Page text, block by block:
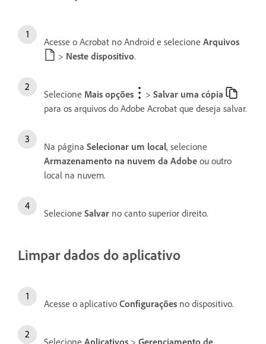
Acesse o Acrobat no Android e selecione Arquivos
> Neste dispositivo.
Selecione Mais opções > Salvar uma cópia
para os arquivos do Adobe Acrobat que deseja salvar.
Na página Selecionar um local, selecione
Armazenamento na nuvem da Adobe ou outro
local na nuvem.
Selecione Salvar no canto superior direito.
Limpar dados do aplicativo
Acesse o aplicativo Configurações no dispositivo.
Selecione Aplicativos > Gerenciamento de